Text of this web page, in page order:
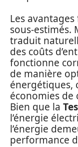
Les
sous-estimés.
traduit
des coûts
fonctionne
de manière
énergétiques,
économies
Bien que la
l’énergie
l’énergie
performance